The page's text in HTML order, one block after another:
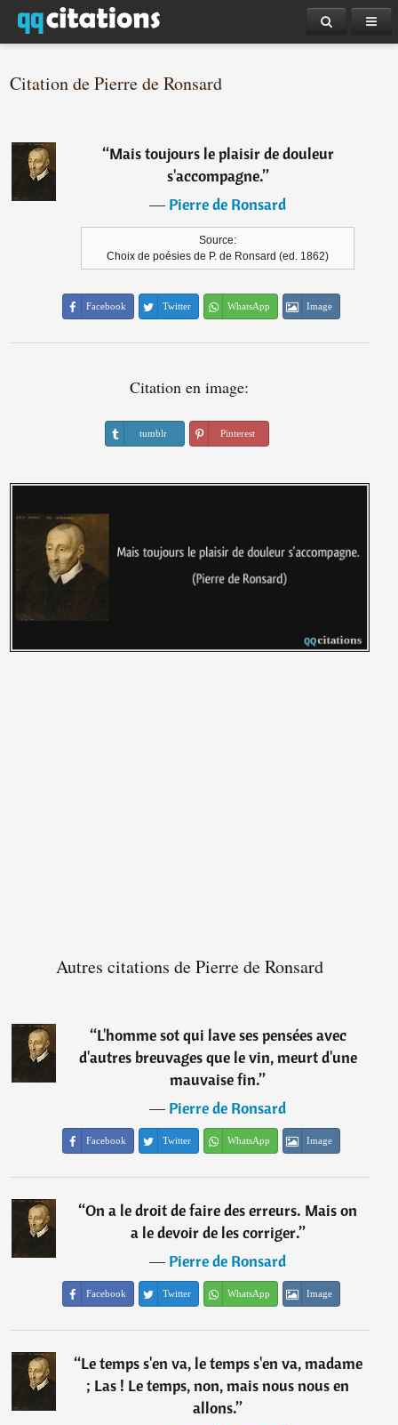
Citation de Pierre de Ronsard
“Mais toujours le plaisir de douleur
s'accompagne.”
―Pierre de Ronsard
Source:
Choix de poésies de P. de Ronsard (ed. 1862)
Facebook Twitter WhatsApp Image
Citation en image:
tumblr Pinterest
Autres citations de Pierre de Ronsard
“L'homme sot qui lave ses pensées avec
d'autres breuvages que le vin, meurt d'une
mauvaise fin.”
―Pierre de Ronsard
Facebook Twitter WhatsApp Image
“On a le droit de faire des erreurs. Mais on
a le devoir de les corriger.”
―Pierre de Ronsard
Facebook Twitter WhatsApp Image
“Le temps s'en va, le temps s'en va, madame
; Las ! Le temps, non, mais nous nous en
allons.”